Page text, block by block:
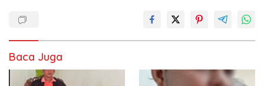
Baca Juga